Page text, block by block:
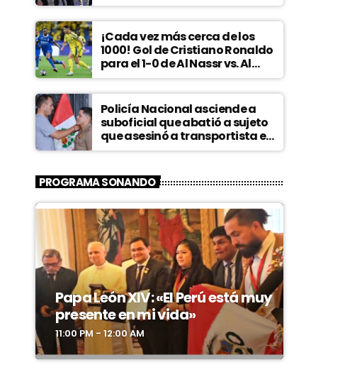
¡Cada vez más cerca de los
1000! Gol de Cristiano Ronaldo
para el 1-0 de Al Nassr vs. Al
Hilal
Policía Nacional asciende a
suboficial que abatió a sujeto
que asesinó a transportista en
Comas
PROGRAMA SONANDO
Papa León XIV: «El Perú está muy
presente en mi vida»
11:00 PM - 12:00 AM